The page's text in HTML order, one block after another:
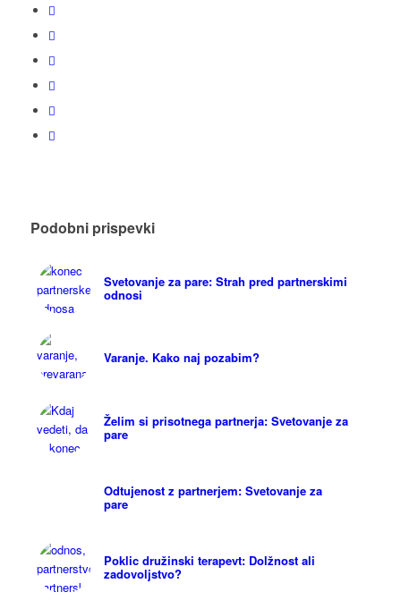
Podobni prispevki
Svetovanje za pare: Strah pred partnerskimi
odnosi
Varanje. Kako naj pozabim?
Želim si prisotnega partnerja: Svetovanje za
pare
Odtujenost z partnerjem: Svetovanje za
pare
Poklic družinski terapevt: Dolžnost ali
zadovoljstvo?